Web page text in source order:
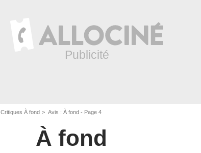
Critiques À fond Avis : À fond - Page 4
À fond